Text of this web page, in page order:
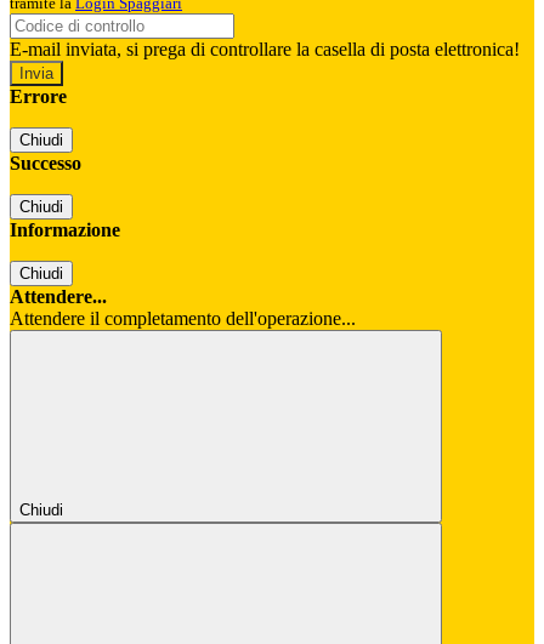
E-mail inviata, si prega di controllare la casella di posta elettronica!
Errore
Chiudi
Successo
Chiudi
Informazione
Chiudi
Attendere...
Attendere il completamento dell'operazione...
Chiudi